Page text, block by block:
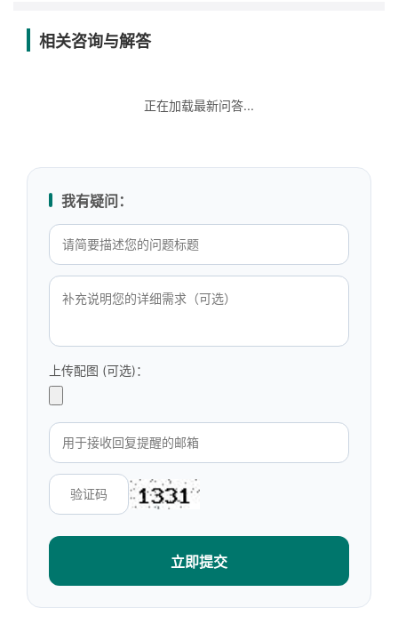
相关咨询与解答
正在加载最新问答...
我有疑问：
上传配图 (可选)：
立即提交